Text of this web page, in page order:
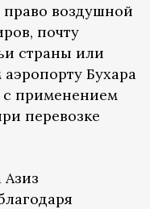
воздушной
почту
страны или
Бухара
с применением
перевозке